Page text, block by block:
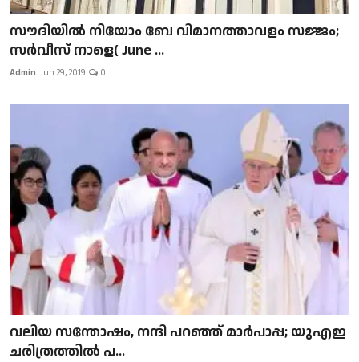
സൗദിയിൽ നിയോം ബേ വിമാനത്താവളം സജ്ജം;
സർവീസ് നാളെ( June ...
Admin Jun 29, 2019 0
വലിയ സന്തോഷം, നന്ദി പറഞ്ഞ് മാർപാപ്പ; യുഎഇ
ചരിത്രത്തിൽ പ...